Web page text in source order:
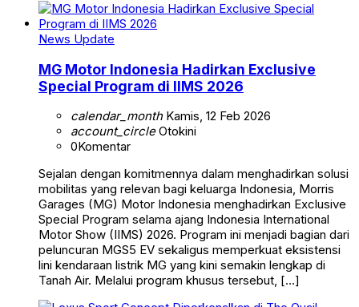
News Update
MG Motor Indonesia Hadirkan Exclusive
Special Program di IIMS 2026
calendar_monthKamis, 12 Feb 2026
account_circleOtokini
0Komentar
Sejalan dengan komitmennya dalam menghadirkan solusi
mobilitas yang relevan bagi keluarga Indonesia, Morris
Garages (MG) Motor Indonesia menghadirkan Exclusive
Special Program selama ajang Indonesia International
Motor Show (IIMS) 2026. Program ini menjadi bagian dari
peluncuran MGS5 EV sekaligus memperkuat eksistensi
lini kendaraan listrik MG yang kini semakin lengkap di
Tanah Air. Melalui program khusus tersebut, […]